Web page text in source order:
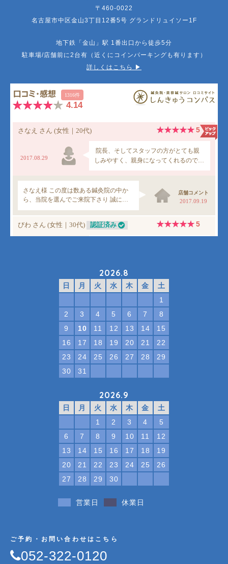
〒460-0022
名古屋市中区金山3丁目12番5号 グランドリュイソー1F
地下鉄「金山」駅 1番出口から徒歩5分
駐車場/店舗前に2台有（近くにコインパーキングも有ります）
詳しくはこちら ▶︎
2026.8
日 月 火 水 木 金
土
1
2
3 4 5 6 7
8
9
10 11 12 13 14
15
16
17 18 19 20 21
22
23
24 25 26 27 28
29
30
31
2026.9
日 月 火 水 木 金
土
1
2 3 4
5
6
7 8 9 10 11
12
13
14 15 16 17 18
19
20
21 22 23 24 25
26
27
28 29 30
営業日 休業日
ご予約・お問い合わせはこちら
052-322-0120